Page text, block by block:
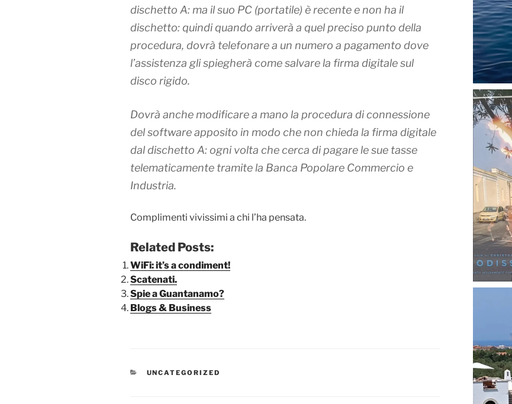
dischetto A: ma il suo PC (portatile) è recente e non ha il
dischetto: quindi quando arriverà a quel preciso punto della
procedura, dovrà telefonare a un numero a pagamento dove
l’assistenza gli spiegherà come salvare la firma digitale sul
disco rigido.
Dovrà anche modificare a mano la procedura di connessione
del software apposito in modo che non chieda la firma digitale
dal dischetto A: ogni volta che cerca di pagare le sue tasse
telematicamente tramite la Banca Popolare Commercio e
Industria.
Complimenti vivissimi a chi l’ha pensata.
Related Posts:
WiFi: it’s a condiment!
Scatenati.
Spie a Guantanamo?
Blogs & Business
CATEGORIE
UNCATEGORIZED